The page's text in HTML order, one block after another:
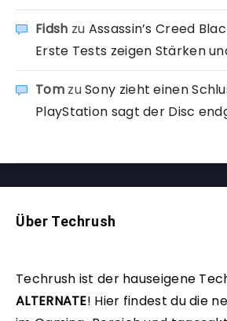
Fidsh zu Assassin’s Creed
Erste Tests zeigen Stärken
TomzuSony zieht einen
PlayStation sagt der Disc
Über Techrush
Techrush ist der hauseigene
ALTERNATE! Hier findest du die